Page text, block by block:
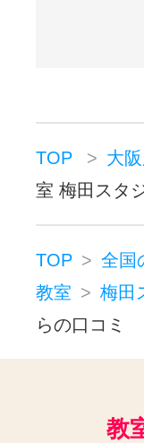
TOP 大
室 梅田スタ
TOP 全国
教室
梅田
らの口コミ
教